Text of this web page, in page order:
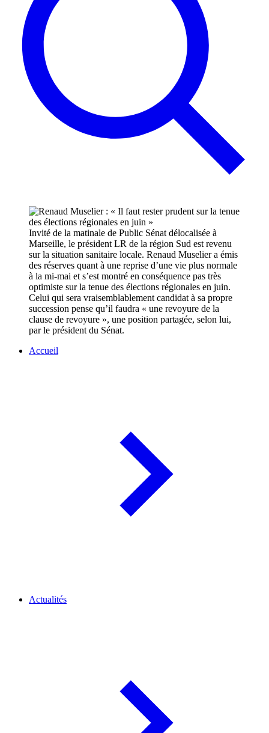
Invité de la matinale de Public Sénat délocalisée à
Marseille, le président LR de la région Sud est revenu
sur la situation sanitaire locale. Renaud Muselier a émis
des réserves quant à une reprise d’une vie plus normale
à la mi-mai et s’est montré en conséquence pas très
optimiste sur la tenue des élections régionales en juin.
Celui qui sera vraisemblablement candidat à sa propre
succession pense qu’il faudra « une revoyure de la
clause de revoyure », une position partagée, selon lui,
par le président du Sénat.
Accueil
Actualités